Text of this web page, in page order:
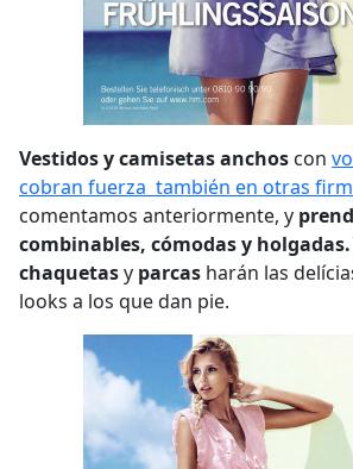
Vestidos y camisetas anchos con
cobran fuerza también en otras
comentamos anteriormente, y
combinables, cómodas y holgadas.
chaquetasy parcas harán las
looks a los que dan pie.